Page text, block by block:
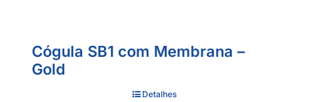
Cógula SB1 com Membrana –
Gold
Detalhes